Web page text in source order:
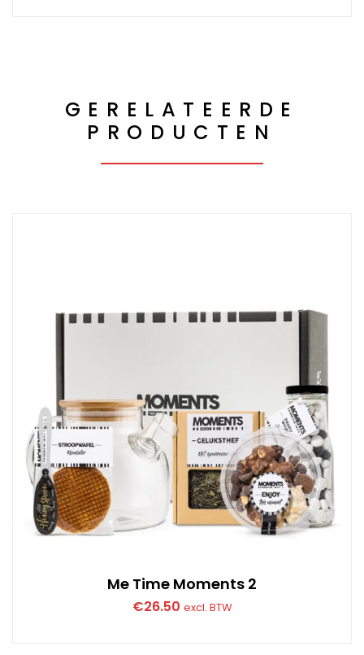
GERELATEERDE
PRODUCTEN
Me Time Moments 2
€26.50 excl. BTW